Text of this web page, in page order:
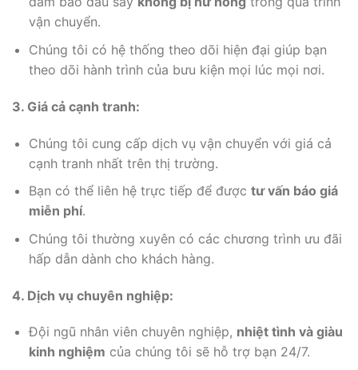
vận chuyển.
Chúng tôi có hệ thống theo dõi hiện đại giúp bạn
theo dõi hành trình của bưu kiện mọi lúc mọi nơi.
3. Giá cả cạnh tranh:
Chúng tôi cung cấp dịch vụ vận chuyển với giá cả
cạnh tranh nhất trên thị trường.
Bạn có thể liên hệ trực tiếp để được tư vấn báo giá
miễn phí.
Chúng tôi thường xuyên có các chương trình ưu đãi
hấp dẫn dành cho khách hàng.
4. Dịch vụ chuyên nghiệp:
Đội ngũ nhân viên chuyên nghiệp, nhiệt tình và giàu
kinh nghiệm của chúng tôi sẽ hỗ trợ bạn 24/7.